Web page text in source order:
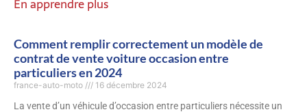
En apprendre plus
Comment remplir correctement un modèle de
contrat de vente voiture occasion entre
particuliers en 2024
france-auto-moto 16 décembre 2024
La vente d’un véhicule d’occasion entre particuliers nécessite un